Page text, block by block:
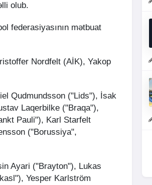
olub.
federasiyasının mətbuat
Nordfelt (AİK), Yakop
Qudmundsson ("Lids"), İsak
Laqerbilke ("Braqa"),
Pauli"), Karl Starfelt
("Borussiya",
Ayari ("Brayton"), Lukas
Yesper Karlström